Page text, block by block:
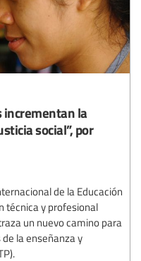
incrementan la
social”, por
de la Educación
técnica y profesional
un nuevo camino para
la enseñanza y